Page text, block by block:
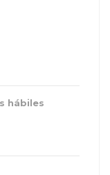
hábiles